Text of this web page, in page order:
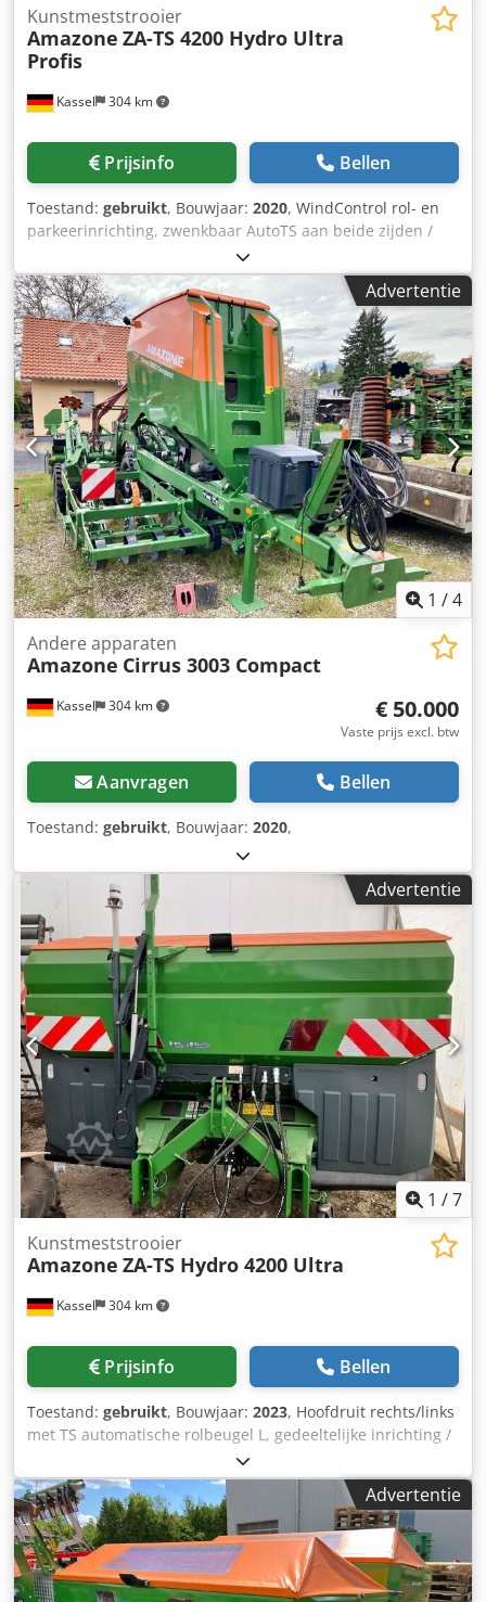
Kassel 304 km
Kunstmeststrooier
Amazone ZA-TS 4200 Hydro Ultra
Profis
Prijsinfo Bellen
Toestand: gebruikt, Bouwjaar: 2020, WindControl rol- en
parkeerinrichting, zwenkbaar AutoTS aan beide zijden /
buisbeschermbeugel L / hellingssensor voor weegsysteem
FlowCheck / EasyCheck-matten, 16 stuks / spatborden L en
ladders / LED-verlichting / afdekzeil L / strooischopset TS
Chjderxr Uyspfx Afwoa
Advertentie
1 /4
Kassel 304 km
Andere apparaten
Amazone Cirrus 3003 Compact
€ 50.000
Vaste prijs excl. btw
Aanvragen Bellen
Toestand: gebruikt, Bouwjaar: 2020,
Advertentie
1 /7
Kassel 304 km
Kunstmeststrooier
Amazone ZA-TS Hydro 4200 Ultra
Prijsinfo Bellen
Toestand: gebruikt, Bouwjaar: 2023, Hoofdruit rechts/links
met TS automatische rolbeugel L, gedeeltelijke inrichting /
zwenkbaar, fabrieksmatig gemonteerd. Hellingsensor voor
elektronisch weegsysteem / instelsysteem voor
inleidmechanisme. Profi-weegsysteem inbouwdelen voor
ZA basismachines. LED / Achterverlichting handmatig.
Csdpfx Afjt A Udgswsha
Advertentie